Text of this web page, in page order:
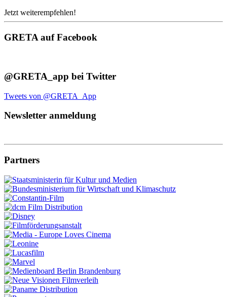
Jetzt weiterempfehlen!
GRETA auf Facebook
@GRETA_app bei Twitter
Tweets von @GRETA_App
Newsletter anmeldung
Partners